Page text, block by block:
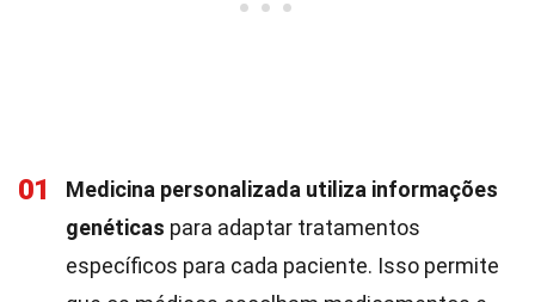
01
Medicina personalizada utiliza informações
genéticas para adaptar tratamentos
específicos para cada paciente. Isso permite